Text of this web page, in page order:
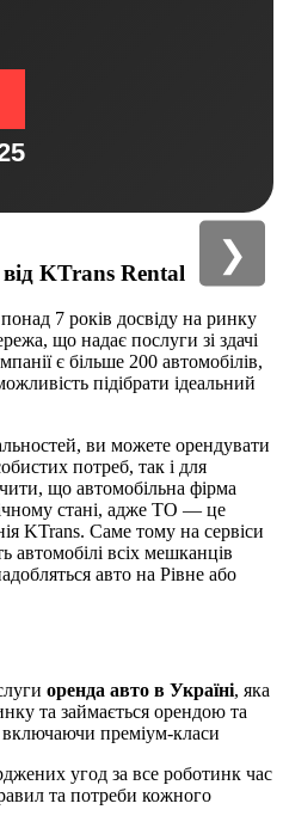
KTrans Rental
7 років досвіду на ринку
що надає послуги зі здачі
є більше 200 автомобілів,
підібрати ідеальний
ви можете орендувати
потреб, так і для
що автомобільна фірма
стані, адже ТО — це
KTrans. Саме тому на сервіси
автомобілі всіх мешканців
авто на Рівне або
оренда авто в Україні, яка
та займається орендою та
включаючи преміум-класи
угод за все роботинк час
та потреби кожного
❯